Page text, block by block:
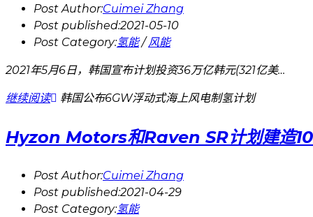
Post Author:Cuimei Zhang
Post published:2021-05-10
Post Category:氢能 / 风能
2021年5月6日，韩国宣布计划投资36万亿韩元(321亿美…
继续阅读 韩国公布6GW浮动式海上风电制氢计划
Hyzon Motors和Raven SR计划建造
Post Author:Cuimei Zhang
Post published:2021-04-29
Post Category:氢能